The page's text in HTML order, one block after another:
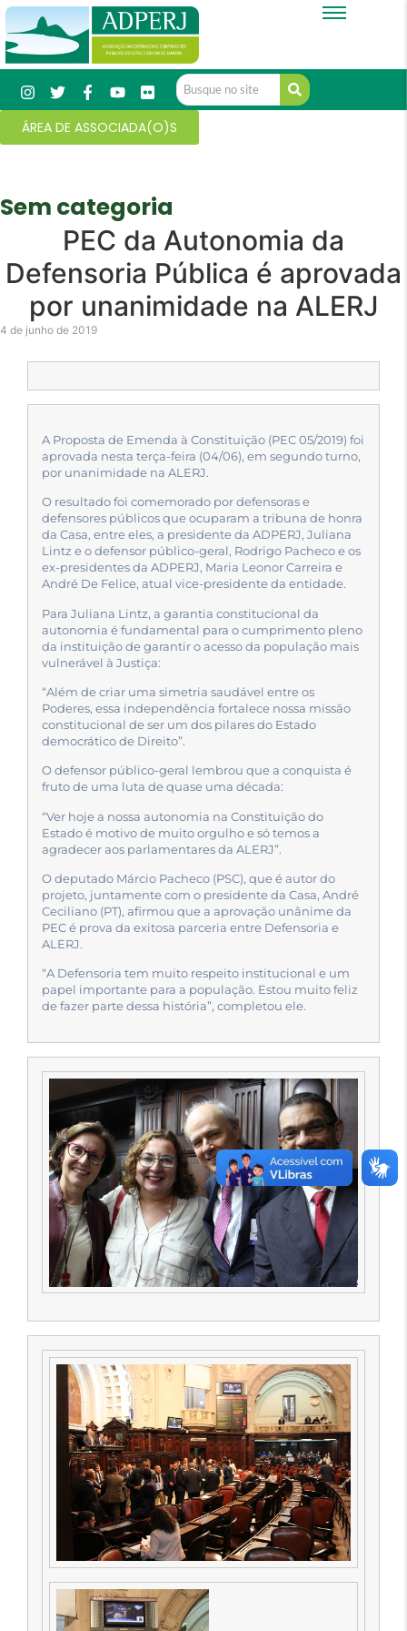
ÁREA DE ASSOCIADA(O)S
Sem categoria
PEC da Autonomia da
Defensoria Pública é aprovada
por unanimidade na ALERJ
4 de junho de 2019
A Proposta de Emenda à Constituição (PEC 05/2019) foi
aprovada nesta terça-feira (04/06), em segundo turno,
por unanimidade na ALERJ.
O resultado foi comemorado por defensoras e
defensores públicos que ocuparam a tribuna de honra
da Casa, entre eles, a presidente da ADPERJ, Juliana
Lintz e o defensor público-geral, Rodrigo Pacheco e os
ex-presidentes da ADPERJ, Maria Leonor Carreira e
André De Felice, atual vice-presidente da entidade.
Para Juliana Lintz, a garantia constitucional da
autonomia é fundamental para o cumprimento pleno
da instituição de garantir o acesso da população mais
vulnerável à Justiça:
“Além de criar uma simetria saudável entre os
Poderes, essa independência fortalece nossa missão
constitucional de ser um dos pilares do Estado
democrático de Direito”.
O defensor público-geral lembrou que a conquista é
fruto de uma luta de quase uma década:
“Ver hoje a nossa autonomia na Constituição do
Estado é motivo de muito orgulho e só temos a
agradecer aos parlamentares da ALERJ”.
O deputado Márcio Pacheco (PSC), que é autor do
projeto, juntamente com o presidente da Casa, André
Ceciliano (PT), afirmou que a aprovação unânime da
PEC é prova da exitosa parceria entre Defensoria e
ALERJ.
“A Defensoria tem muito respeito institucional e um
papel importante para a população. Estou muito feliz
de fazer parte dessa história”, completou ele.